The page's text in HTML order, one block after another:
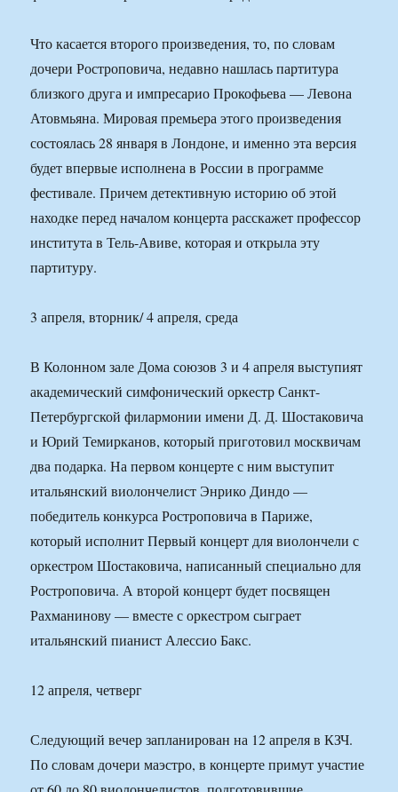
Что касается второго произведения, то, по словам
дочери Ростроповича, недавно нашлась партитура
близкого друга и импресарио Прокофьева — Левона
Атовмьяна. Мировая премьера этого произведения
состоялась 28 января в Лондоне, и именно эта версия
будет впервые исполнена в России в программе
фестивале. Причем детективную историю об этой
находке перед началом концерта расскажет профессор
института в Тель-Авиве, которая и открыла эту
партитуру.
3 апреля, вторник/ 4 апреля, среда
В Колонном зале Дома союзов 3 и 4 апреля выступият
академический симфонический оркестр Санкт-
Петербургской филармонии имени Д. Д. Шостаковича
и Юрий Темирканов, который приготовил москвичам
два подарка. На первом концерте с ним выступит
итальянский виолончелист Энрико Диндо —
победитель конкурса Ростроповича в Париже,
который исполнит Первый концерт для виолончели с
оркестром Шостаковича, написанный специально для
Ростроповича. А второй концерт будет посвящен
Рахманинову — вместе с оркестром сыграет
итальянский пианист Алессио Бакс.
12 апреля, четверг
Следующий вечер запланирован на 12 апреля в КЗЧ.
По словам дочери маэстро, в концерте примут участие